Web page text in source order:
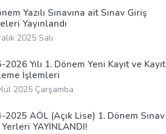
Yazılı Sınavına ait Sınav Giriş
Yayınlandı
2025 Salı
2026 Yılı 1. Dönem Yeni Kayıt ve Kayıt
İşlemleri
2025 Çarşamba
2025 AÖL (Açık Lise) 1. Dönem Sınav
YAYINLANDI!